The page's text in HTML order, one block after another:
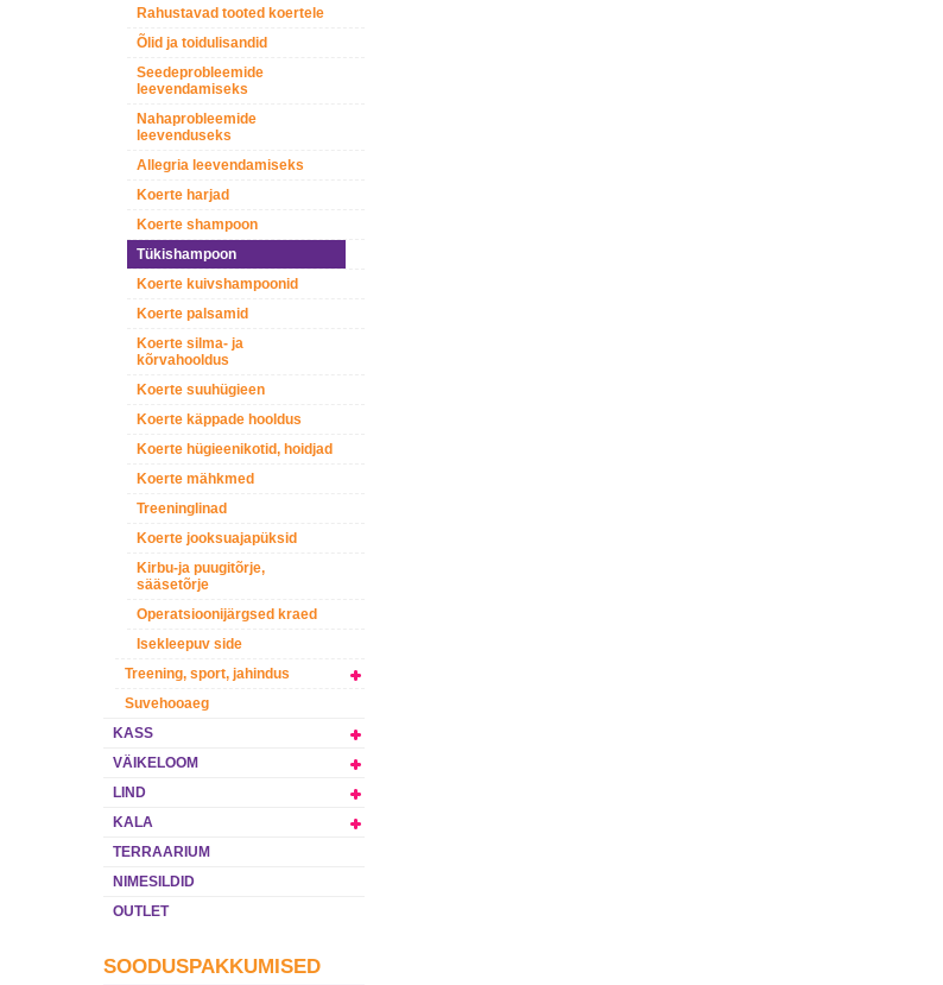
Rahustavad tooted koertele
Õlid ja toidulisandid
Seedeprobleemide
leevendamiseks
Nahaprobleemide
leevenduseks
Allegria leevendamiseks
Koerte harjad
Koerte shampoon
Tükishampoon
Koerte kuivshampoonid
Koerte palsamid
Koerte silma- ja
kõrvahooldus
Koerte suuhügieen
Koerte käppade hooldus
Koerte hügieenikotid, hoidjad
Koerte mähkmed
Treeninglinad
Koerte jooksuajapüksid
Kirbu-ja puugitõrje,
sääsetõrje
Operatsioonijärgsed kraed
Isekleepuv side
Treening, sport, jahindus
Suvehooaeg
KASS
VÄIKELOOM
LIND
KALA
TERRAARIUM
NIMESILDID
OUTLET
SOODUSPAKKUMISED